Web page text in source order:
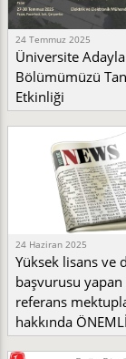
24 Temmuz 2025
Üniversite
Bölümümüzü
Etkinliği
24 Haziran 2025
Yüksek lisans ve
başvurusu yapan
referans
hakkında